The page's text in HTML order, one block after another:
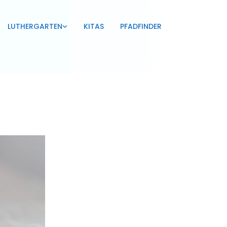
LUTHERGARTEN KITAS PFADFINDER